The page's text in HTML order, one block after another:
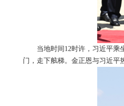
当地时间12时许，习近平
门，走下舷梯。金正恩与习近平